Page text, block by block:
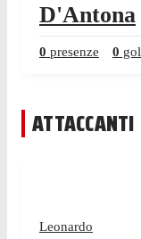
D'Antona
0 presenze 0 gol
ATTACCANTI
Leonardo